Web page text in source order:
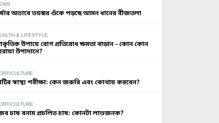
অভাবে ভয়ঙ্কর শুঁকে পড়ছে আমন ধানের বীজতলা
& LIFESTYLE
উপায়ে রোগ প্রতিরোধ ক্ষমতা বাড়ান – কোন কোন
উপাদানে?
স্বাস্থ্য পরীক্ষা: কেন জরুরি এবং কোথায় করবেন?
চাষ বনাম প্রচলিত চাষ: কোনটা লাভজনক?